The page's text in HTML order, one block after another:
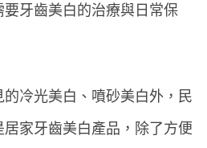
牙齒美白的治療與日常保
冷光美白、噴砂美白外，民
家牙齒美白產品，除了方便